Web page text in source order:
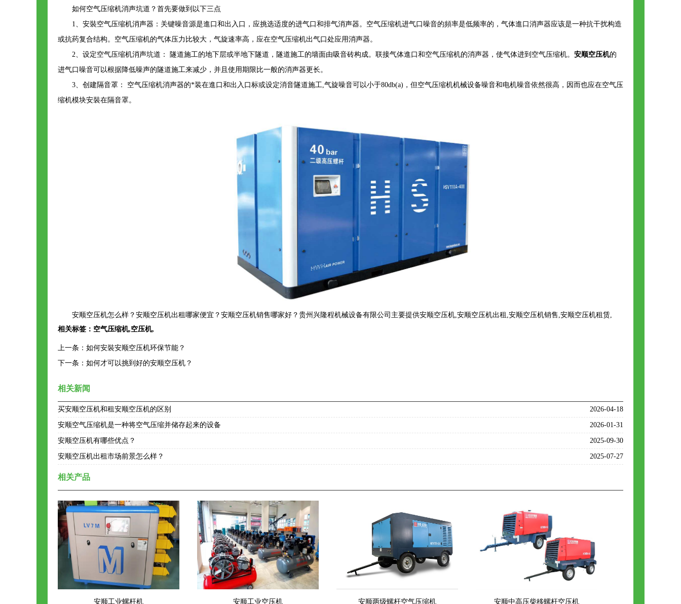
如何空气压缩机消声坑道？首先要做到以下三点
1、安裝空气压缩机消声器：关键噪音源是進口和出入口，应挑选适度的进气口和排气消声器。空气压缩机进气口噪音的頻率是低频率的，气体進口消声器应该是一种抗干扰构造
或抗药复合结构。空气压缩机的气体压力比较大，气旋速率高，应在空气压缩机出气口处应用消声器。
2、设定空气压缩机消声坑道： 隧道施工的地下层或半地下隧道，隧道施工的墙面由吸音砖构成。联接气体進口和空气压缩机的消声器，使气体进到空气压缩机。 安顺空压机的
进气口噪音可以根据降低噪声的隧道施工来减少，并且使用期限比一般的消声器更长。
3、创建隔音罩： 空气压缩机消声器的*装在進口和出入口标或设定消音隧道施工,气旋噪音可以小于80db(a)，但空气压缩机机械设备噪音和电机噪音依然很高，因而也应在空气压
缩机模块安裝在隔音罩。
安顺空压机怎么样？安顺空压机出租哪家便宜？安顺空压机销售哪家好？贵州兴隆程机械设备有限公司主要提供安顺空压机,安顺空压机出租,安顺空压机销售,安顺空压机租赁,
相关标签： 空气压缩机,空压机,
上一条： 如何安裝安顺空压机环保节能？
下一条： 如何才可以挑到好的安顺空压机？
相关新闻
买安顺空压机和租安顺空压机的区别 2026-04-18
安顺空气压缩机是一种将空气压缩并储存起来的设备 2026-01-31
安顺空压机有哪些优点？ 2025-09-30
安顺空压机出租市场前景怎么样？ 2025-07-27
相关产品
安顺工业螺杆机 安顺工业空压机 安顺两级螺杆空气压缩机 安顺中高压柴移螺杆空压机